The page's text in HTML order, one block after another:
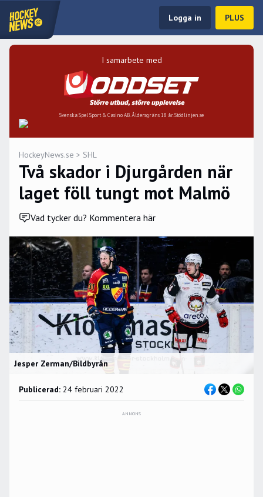
Logga in PLUS
I samarbete med
Svenska Spel Sport & Casino AB. Åldersgräns 18 år. Stödlinjen.se
HockeyNews.se > SHL
Två skador i Djurgården när
laget föll tungt mot Malmö
Vad tycker du? Kommentera här
Jesper Zerman/Bildbyrån
Publicerad: 24 februari 2022
ANNONS